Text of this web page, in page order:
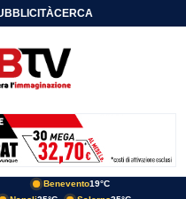
CERCA
Benevento19°C